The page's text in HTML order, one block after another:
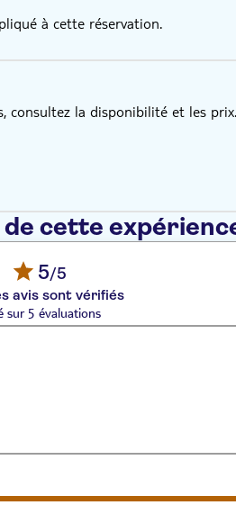
à cette réservation.
consultez la disponibilité et les prix.
cette
5/5
avis sont vérifiés
sur 5 évaluations